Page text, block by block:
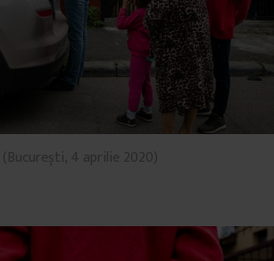
4 aprilie 2020)